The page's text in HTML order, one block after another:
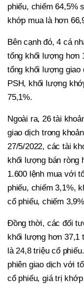
phiếu, chiếm 64,5%
khớp mua là hơn
Bên cạnh đó, 4 cá
tổng khối lượng hơn
tổng khối lượng giao
PSH, khối lượng
75,1%.
Ngoài ra, 26 tài
giao dịch trong
27/5/2022, các tài
khối lượng bán ròng
1.600 lệnh mua với
phiếu, chiếm 3,1%,
cổ phiếu, chiếm
Đồng thời, các đối
khối lượng hơn 37,1
là 24,8 triệu cổ
phiên giao dịch với
cổ phiếu, giá trị